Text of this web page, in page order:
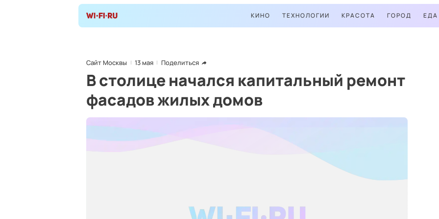
КИНО ТЕХНОЛОГИИ КРАСОТА ГОРОД ЕДА
Сайт Москвы 13 мая Поделиться
В столице начался капитальный ремонт
фасадов жилых домов